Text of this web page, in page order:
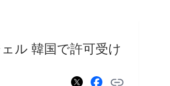
ル 韓国で許可受け